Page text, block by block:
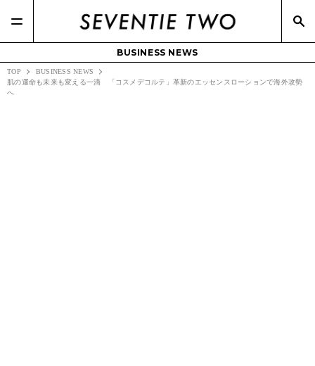
BUSINESS NEWS
TOP
BUSINESS NEWS
肌の運命も未来も変える一滴 「コスメデコルテ」革新のエッセンスローションで海外攻勢
へ